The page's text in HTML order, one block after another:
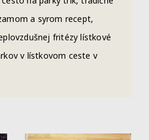
a syrom recept,
fritézy lístkové
v lístkovom ceste v